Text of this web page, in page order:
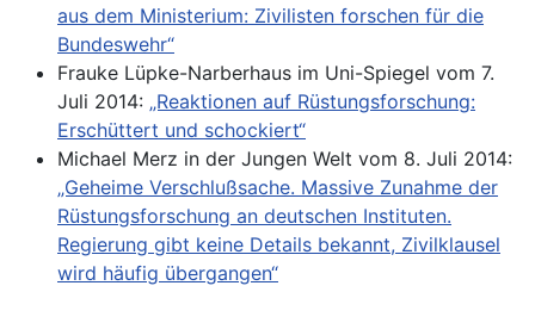
aus dem Ministerium: Zivilisten forschen für die
Bundeswehr“
Frauke Lüpke-Narberhaus im Uni-Spiegel vom 7.
Juli 2014: „Reaktionen auf Rüstungsforschung:
Erschüttert und schockiert“
Michael Merz in der Jungen Welt vom 8. Juli 2014:
„Geheime Verschlußsache. Massive Zunahme der
Rüstungsforschung an deutschen Instituten.
Regierung gibt keine Details bekannt, Zivilklausel
wird häufig übergangen“